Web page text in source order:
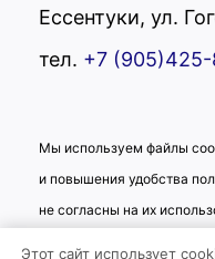
Ессентуки, ул.
тел. +7 (905)425-
Мы используем файлы
и повышения удобства
не согласны на их
Этот сайт использует